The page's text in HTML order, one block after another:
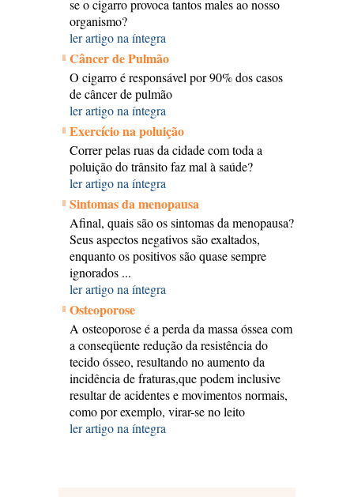
se o cigarro provoca tantos males ao nosso
organismo?
ler artigo na íntegra
Câncer de Pulmão
O cigarro é responsável por 90% dos casos
de câncer de pulmão
ler artigo na íntegra
Exercício na poluição
Correr pelas ruas da cidade com toda a
poluição do trânsito faz mal à saúde?
ler artigo na íntegra
Sintomas da menopausa
Afinal, quais são os sintomas da menopausa?
Seus aspectos negativos são exaltados,
enquanto os positivos são quase sempre
ignorados ...
ler artigo na íntegra
Osteoporose
A osteoporose é a perda da massa óssea com
a conseqüente redução da resistência do
tecido ósseo, resultando no aumento da
incidência de fraturas,que podem inclusive
resultar de acidentes e movimentos normais,
como por exemplo, virar-se no leito
ler artigo na íntegra